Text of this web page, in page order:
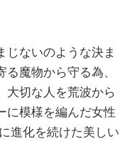
じないのような決ま
魔物から守る為、
大切な人を荒波から
に模様を編んだ女性
進化を続けた美しい